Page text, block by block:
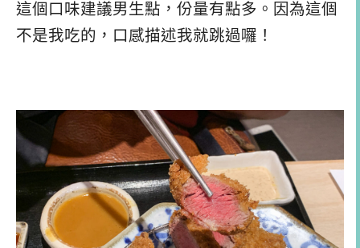
這個口味建議男生點，份量有點多。因為這個
不是我吃的，口感描述我就跳過囉！